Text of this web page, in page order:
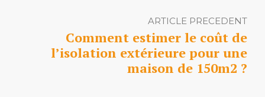
ARTICLE PRECEDENT
Comment estimer le coût de
l’isolation extérieure pour une
maison de 150m2 ?